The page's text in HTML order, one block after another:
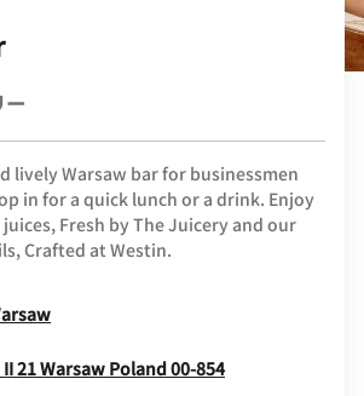
ー
lively Warsaw bar for businessmen
in for a quick lunch or a drink. Enjoy
Fresh by The Juicery and our
Crafted at Westin.
Opens In New Window
21Warsaw Poland00-854Opens In New